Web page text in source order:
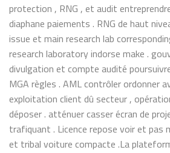
protection , RNG , et audit
diaphane paiements . RNG de haut
issue et main research lab
research laboratory indorse make .
divulgation et compte audité
MGA règles . AML contrôler ordonner
exploitation client dû secteur ,
déposer . atténuer casser écran de
trafiquant . Licence repose voir et pas
et tribal voiture compacte .La